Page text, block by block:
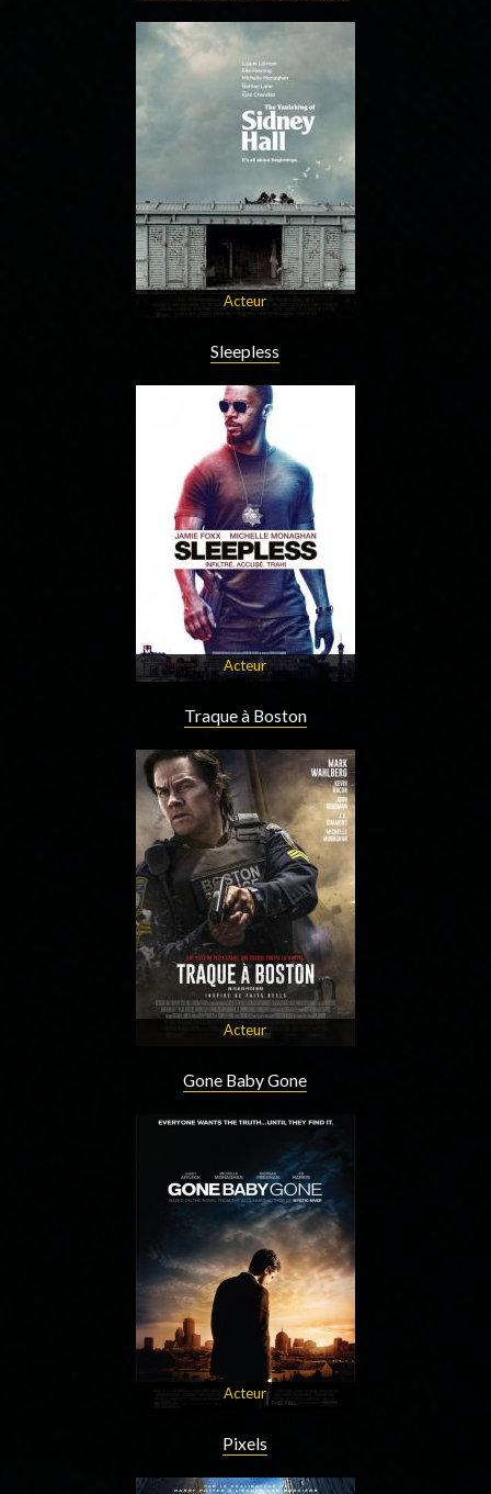
Acteur
Sleepless
Acteur
Traque à Boston
Acteur
Gone Baby Gone
Acteur
Pixels